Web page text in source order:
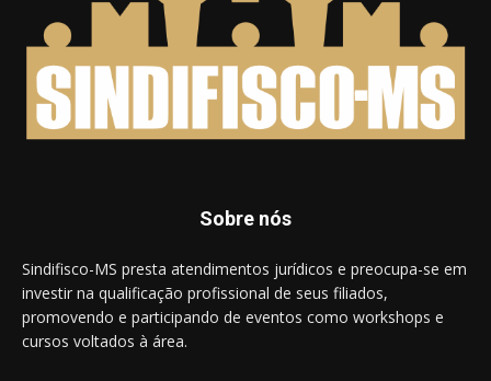
Sobre nós
Sindifisco-MS presta atendimentos jurídicos e preocupa-se em
investir na qualificação profissional de seus filiados,
promovendo e participando de eventos como workshops e
cursos voltados à área.